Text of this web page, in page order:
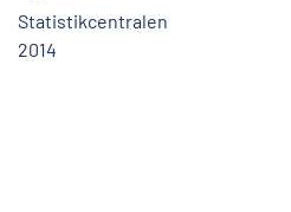
Statistikcentralen
2014